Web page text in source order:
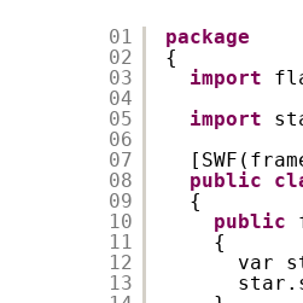
01
02
03
04
05
06
07
08
09
10
11
12
13
package
{
import
import
public
{
public
{
var